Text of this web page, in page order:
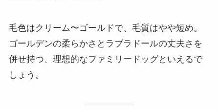
毛色はクリーム〜ゴールドで、毛質はやや短め。
ゴールデンの柔らかさとラブラドールの丈夫さを
併せ持つ、理想的なファミリードッグといえるで
しょう。